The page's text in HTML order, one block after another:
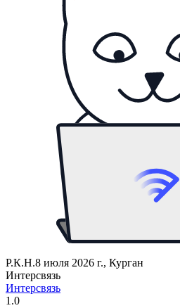
Р.К.Н.8 июля 2026 г., Курган
Интерсвязь
Интерсвязь
1.0